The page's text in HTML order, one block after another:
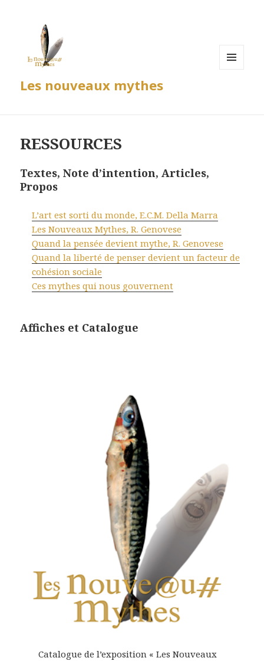
Les nouveaux mythes
RESSOURCES
Textes, Note d’intention, Articles,
Propos
L’art est sorti du monde, E.C.M. Della Marra
Les Nouveaux Mythes, R. Genovese
Quand la pensée devient mythe, R. Genovese
Quand la liberté de penser devient un facteur de
cohésion sociale
Ces mythes qui nous gouvernent
Affiches et Catalogue
Catalogue de l’exposition « Les Nouveaux